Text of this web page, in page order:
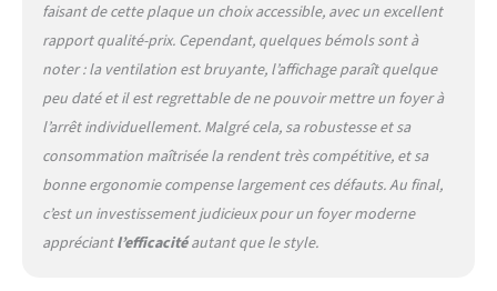
la fonction PowerBoost
fournit une poussée de
chaleur instantanée - Cela
peut vous faire gagner du
temps. ➤ Cadre en acier
inoxydable – Les cadres en
acier inoxydable offrent
généralement une bonne
stabilité structurelle et
offrent un support solide à
la table de cuisson
faisant de cette plaque un choix accessible, avec un excellent
rapport qualité-prix. Cependant, quelques bémols sont à
noter : la ventilation est bruyante, l’affichage paraît quelque
peu daté et il est regrettable de ne pouvoir mettre un foyer à
l’arrêt individuellement. Malgré cela, sa robustesse et sa
consommation maîtrisée la rendent très compétitive, et sa
bonne ergonomie compense largement ces défauts. Au final,
c’est un investissement judicieux pour un foyer moderne
appréciantl’efficacitéautant que le style.